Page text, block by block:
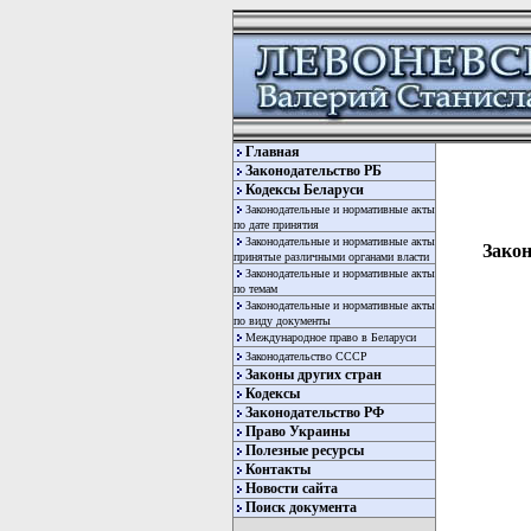
Главная
Законодательство РБ
Кодексы Беларуси
Законодательные и нормативные акты
по дате принятия
Законодательные и нормативные акты
принятые различными органами власти
Законодательные и нормативные акты
по темам
Законодательные и нормативные акты
по виду документы
Международное право в Беларуси
Законодательство СССР
Законы других стран
Кодексы
Законодательство РФ
Право Украины
Полезные ресурсы
Контакты
Новости сайта
Поиск документа